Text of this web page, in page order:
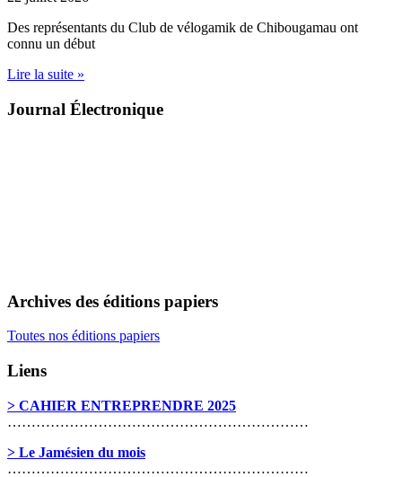
Des représentants du Club de vélogamik de Chibougamau ont
connu un début
Lire la suite »
Journal Électronique
Archives des éditions papiers
Toutes nos éditions papiers
Liens
> CAHIER ENTREPRENDRE 2025
………………………………………………………
> Le Jamésien du mois
………………………………………………………